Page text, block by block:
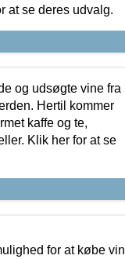
at se deres udvalg.
og udsøgte vine fra
Hertil kommer
kaffe og te,
Klik her for at se
for at købe vin